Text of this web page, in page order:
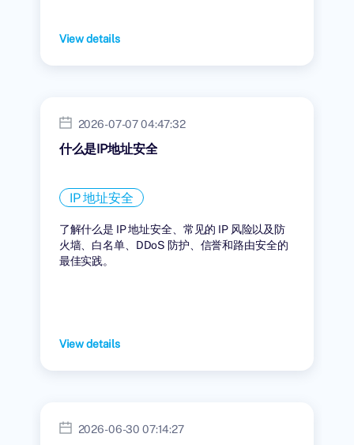
View details
2026-07-07 04:47:32
什么是IP地址安全
IP 地址安全
了解什么是 IP 地址安全、常见的 IP 风险以及防
火墙、白名单、DDoS 防护、信誉和路由安全的
最佳实践。
View details
2026-06-30 07:14:27